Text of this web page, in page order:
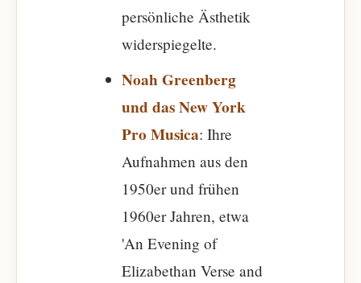
persönliche Ästhetik
widerspiegelte.
Noah Greenberg
und das New York
Pro Musica: Ihre
Aufnahmen aus den
1950er und frühen
1960er Jahren, etwa
'An Evening of
Elizabethan Verse and